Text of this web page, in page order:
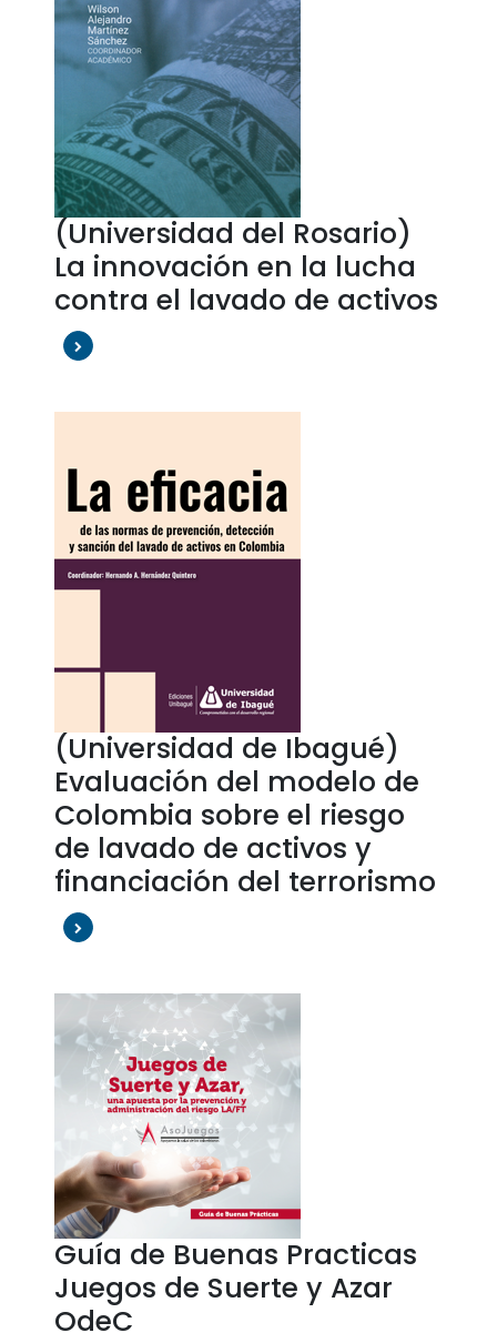
(Universidad del Rosario)
La innovación en la lucha
contra el lavado de activos
(Universidad de Ibagué)
Evaluación del modelo de
Colombia sobre el riesgo
de lavado de activos y
financiación del terrorismo
Guía de Buenas Practicas
Juegos de Suerte y Azar
OdeC